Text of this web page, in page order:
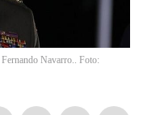
Navarro.. Foto: